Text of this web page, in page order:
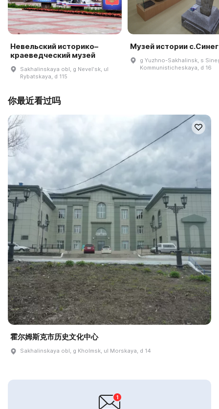
Невельский историко–
краеведческий музей
Sakhalinskaya obl, g Nevelʹsk, ul
Rybatskaya, d 115
Музей истории
g Yuzhno-Sakhalinsk, s
Kommunisticheskaya, d 16
你最近看过吗
霍尔姆斯克市历史文化中心
Sakhalinskaya obl, g Kholmsk, ul Morskaya, d 14